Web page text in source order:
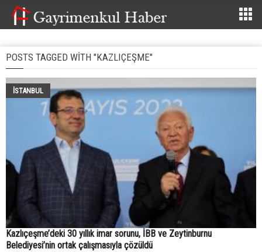
POSTS TAGGED WITH "KAZLIÇEŞME"
İSTANBUL
Kazlıçeşme’deki 30 yıllık imar sorunu, İBB ve Zeytinburnu
Belediyesi’nin ortak çalışmasıyla çözüldü